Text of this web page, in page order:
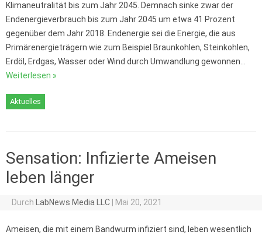
Klimaneutralität bis zum Jahr 2045. Demnach sinke zwar der
Endenergieverbrauch bis zum Jahr 2045 um etwa 41 Prozent
gegenüber dem Jahr 2018. Endenergie sei die Energie, die aus
Primärenergieträgern wie zum Beispiel Braunkohlen, Steinkohlen,
Erdöl, Erdgas, Wasser oder Wind durch Umwandlung gewonnen…
Weiterlesen »
Aktuelles
Sensation: Infizierte Ameisen
leben länger
Durch LabNews Media LLC Mai 20, 2021
Ameisen, die mit einem Bandwurm infiziert sind, leben wesentlich